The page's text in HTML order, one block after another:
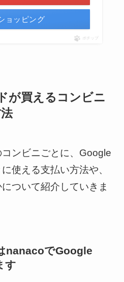
ョッピング
ポチップ
が買えるコンビニ
ンビニごとに、Google
使える支払い方法や、
ついて紹介していきま
nanacoでGoogle
す